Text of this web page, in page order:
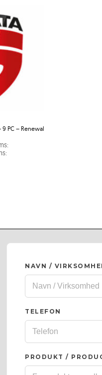
PC – Renewal
NAVN /
TELEFON
PRODUKT /